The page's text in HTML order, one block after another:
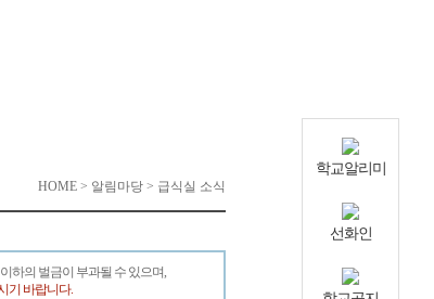
HOME > 알림마당 > 급식실 소식
하의 벌금이 부과될 수 있으며,
기 바랍니다.
학교알리미
선화인